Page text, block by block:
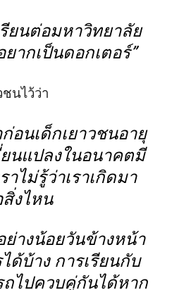
ยนต่อมหาวิทยาลัย
ากเป็นดอกเตอร์”
นไว้ว่า
อนเด็กเยาวชนอายุ
นแปลงในอนาคตมี
าไม่รู้ว่าเราเกิดมา
สิ่งไหน
ย่างน้อยวันข้างหน้า
ได้บ้าง การเรียนกับ
ไปควบคู่กันได้หาก